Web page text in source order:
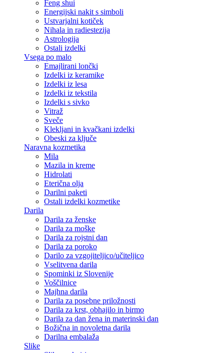
Feng shui
Energijski nakit s simboli
Ustvarjalni kotiček
Nihala in radiestezija
Astrologija
Ostali izdelki
Vsega po malo
Emajlirani lončki
Izdelki iz keramike
Izdelki iz lesa
Izdelki iz tekstila
Izdelki s sivko
Vitraž
Sveče
Klekljani in kvačkani izdelki
Obeski za ključe
Naravna kozmetika
Mila
Mazila in kreme
Hidrolati
Eterična olja
Darilni paketi
Ostali izdelki kozmetike
Darila
Darila za ženske
Darila za moške
Darila za rojstni dan
Darila za poroko
Darilo za vzgojiteljico/učiteljico
Vselitvena darila
Spominki iz Slovenije
Voščilnice
Majhna darila
Darila za posebne priložnosti
Darila za krst, obhajilo in birmo
Darila za dan žena in materinski dan
Božična in novoletna darila
Darilna embalaža
Slike